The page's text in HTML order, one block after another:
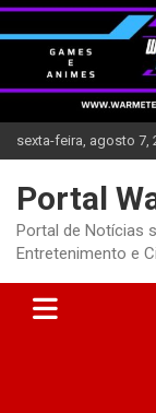
Skip
to
content
sexta-feira, agosto 7,
Portal
Portal de Notícias
Entretenimento e